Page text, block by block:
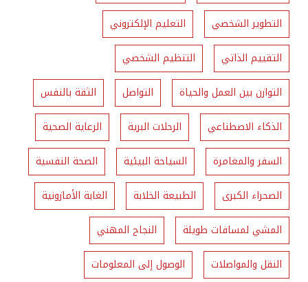
التطوير الشخصي
التعليم الإلكتروني
التقييم الذاتي
التنظيم الشخصي
التوازن بين العمل والحياة
التواصل
الثقة بالنفس
الذكاء الاصطناعي
الرحلات البرية
الرعاية الصحية
السفر والمغامرة
السياحة البيئية
الصحة النفسية
الصحراء الكبرى
الطبيعة الخلابة
الغابة الأمازونية
المشي لمسافات طويلة
النجاح المهني
النقل والمواصلات
الوصول إلى المعلومات